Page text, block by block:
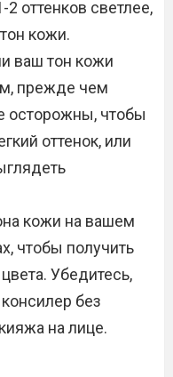
оттенков светлее,
кожи.
ваш тон кожи
прежде чем
осторожны, чтобы
оттенок, или
кожи на вашем
чтобы получить
Убедитесь,
без
на лице.